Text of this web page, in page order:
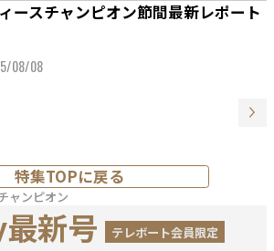
ースチャンピオン節間最新レポート
08/08
特集TOPに戻る
ャンピオン
新号 テレボート会員限定